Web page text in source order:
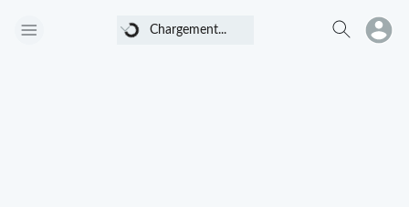
Chargement...